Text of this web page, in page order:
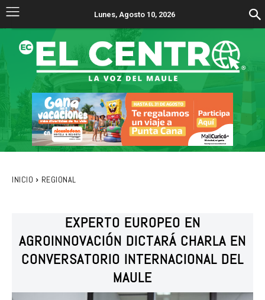
Lunes, Agosto 10, 2026
INICIO REGIONAL
EXPERTO EUROPEO EN
AGROINNOVACIÓN DICTARÁ CHARLA EN
CONVERSATORIO INTERNACIONAL DEL
MAULE